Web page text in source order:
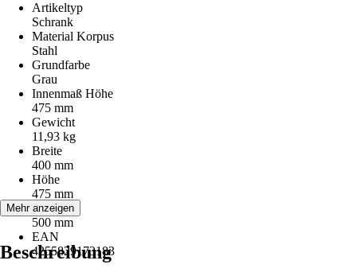
Artikeltyp
Schrank
Material Korpus
Stahl
Grundfarbe
Grau
Innenmaß Höhe
475 mm
Gewicht
11,93 kg
Breite
400 mm
Höhe
475 mm
Tiefe
500 mm
EAN
4255829173183
Mehr anzeigen
Beschreibung